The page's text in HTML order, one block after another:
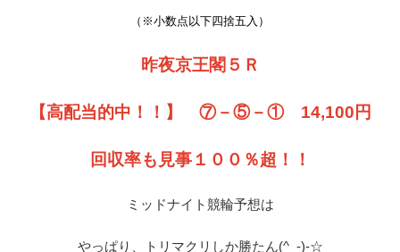
（※小数点以下四捨五入）
昨夜京王閣５Ｒ
【高配当的中！！】 ⑦－⑤－① 14,100円
回収率も見事１００％超！！
ミッドナイト競輪予想は
やっぱり、トリマクリしか勝たん(^_-)-☆